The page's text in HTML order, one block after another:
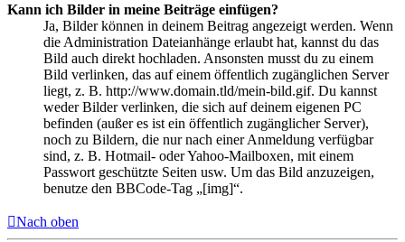
Kann ich Bilder in meine Beiträge einfügen?
Ja, Bilder können in deinem Beitrag angezeigt werden. Wenn
die Administration Dateianhänge erlaubt hat, kannst du das
Bild auch direkt hochladen. Ansonsten musst du zu einem
Bild verlinken, das auf einem öffentlich zugänglichen Server
liegt, z. B. http://www.domain.tld/mein-bild.gif. Du kannst
weder Bilder verlinken, die sich auf deinem eigenen PC
befinden (außer es ist ein öffentlich zugänglicher Server),
noch zu Bildern, die nur nach einer Anmeldung verfügbar
sind, z. B. Hotmail- oder Yahoo-Mailboxen, mit einem
Passwort geschützte Seiten usw. Um das Bild anzuzeigen,
benutze den BBCode-Tag „[img]“.
Nach oben